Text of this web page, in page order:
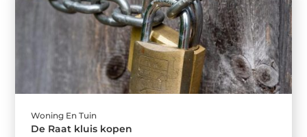
Woning En Tuin
De Raat kluis kopen